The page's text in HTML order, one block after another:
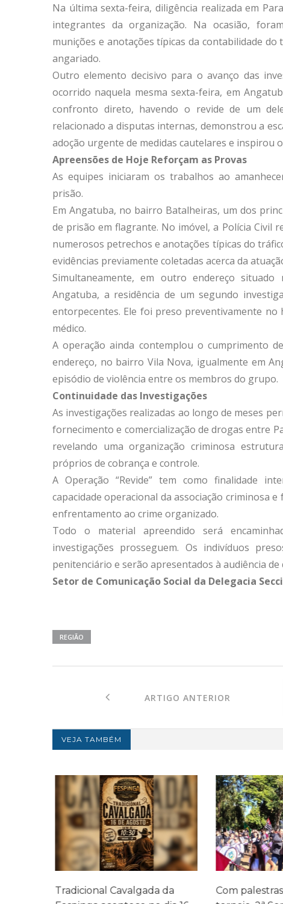
Na última sexta-feira, diligência realizada em
integrantes da organização. Na ocasião,
munições e anotações típicas da contabilidade
angariado.
Outro elemento decisivo para o avanço das
ocorrido naquela mesma sexta-feira, em
confronto direto, havendo o revide de um
relacionado a disputas internas, demonstrou a
adoção urgente de medidas cautelares e inspirou
Apreensões de Hoje Reforçam as Provas
As equipes iniciaram os trabalhos ao
prisão.
Em Angatuba, no bairro Batalheiras, um dos
de prisão em flagrante. No imóvel, a Polícia Civil
numerosos petrechos e anotações típicas do
evidências previamente coletadas acerca da
Simultaneamente, em outro endereço
Angatuba, a residência de um segundo
entorpecentes. Ele foi preso preventivamente
médico.
A operação ainda contemplou o cumprimento
endereço, no bairro Vila Nova, igualmente em
episódio de violência entre os membros do grupo.
Continuidade das Investigações
As investigações realizadas ao longo de meses
fornecimento e comercialização de drogas entre
revelando uma organização criminosa
próprios de cobrança e controle.
A Operação “Revide” tem como finalidade
capacidade operacional da associação criminosa
enfrentamento ao crime organizado.
Todo o material apreendido será
investigações prosseguem. Os indivíduos
penitenciário e serão apresentados à audiência de
Setor de Comunicação Social da Delegacia
REGIÃO
ARTIGO ANTERIOR
VEJA TAMBÉM
Tradicional Cavalgada da
Com